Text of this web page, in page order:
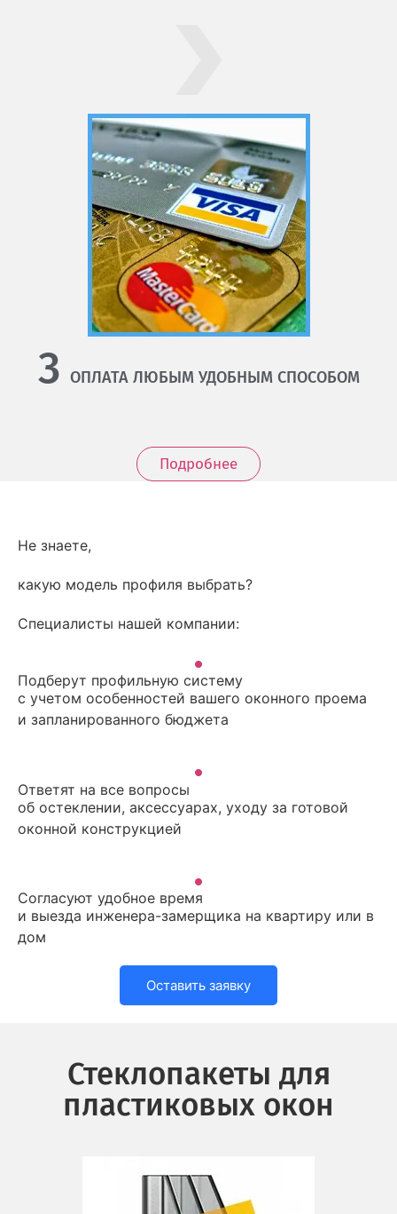
3 ОПЛАТА ЛЮБЫМ УДОБНЫМ СПОСОБОМ
Подробнее
Не знаете,
какую модель профиля выбрать?
Специалисты нашей компании:
Подберут профильную систему
с учетом особенностей вашего оконного проема
и запланированного бюджета
Ответят на все вопросы
об остеклении, аксессуарах, уходу за готовой
оконной конструкцией
Согласуют удобное время
и выезда инженера-замерщика на квартиру или в
дом
Оставить заявку
Стеклопакеты для
пластиковых окон